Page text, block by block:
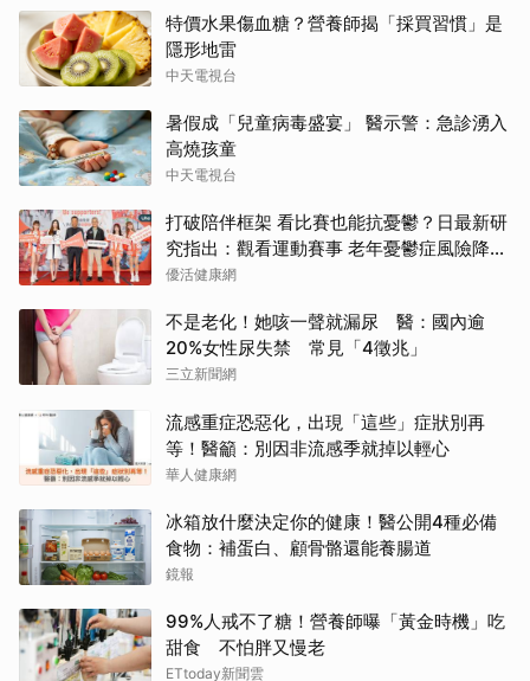
特價水果傷血糖？營養師揭「採買習慣」是
隱形地雷
中天電視台
暑假成「兒童病毒盛宴」 醫示警：急診湧入
高燒孩童
中天電視台
打破陪伴框架 看比賽也能抗憂鬱？日最新研
究指出：觀看運動賽事 老年憂鬱症風險降低
3成
優活健康網
不是老化！她咳一聲就漏尿 醫：國內逾
20%女性尿失禁 常見「4徵兆」
三立新聞網
流感重症恐惡化，出現「這些」症狀別再
等！醫籲：別因非流感季就掉以輕心
華人健康網
冰箱放什麼決定你的健康！醫公開4種必備
食物：補蛋白、顧骨骼還能養腸道
鏡報
99%人戒不了糖！營養師曝「黃金時機」吃
甜食 不怕胖又慢老
ETtoday新聞雲